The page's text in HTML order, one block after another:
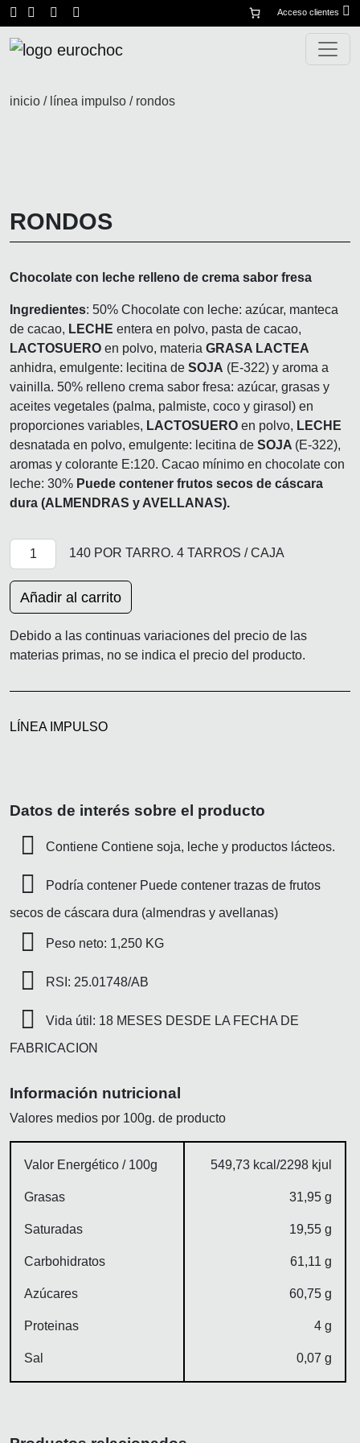
Saltar al contenido Acceso clientes
Navegación principal
inicio / línea impulso / rondos
RONDOS
Chocolate con leche relleno de crema sabor fresa
Ingredientes: 50% Chocolate con leche: azúcar, manteca
de cacao, LECHE entera en polvo, pasta de cacao,
LACTOSUERO en polvo, materia GRASA LACTEA
anhidra, emulgente: lecitina de SOJA (E-322) y aroma a
vainilla. 50% relleno crema sabor fresa: azúcar, grasas y
aceites vegetales (palma, palmiste, coco y girasol) en
proporciones variables, LACTOSUERO en polvo, LECHE
desnatada en polvo, emulgente: lecitina de SOJA (E-322),
aromas y colorante E:120. Cacao mínimo en chocolate con
leche: 30% Puede contener frutos secos de cáscara
dura (ALMENDRAS y AVELLANAS).
RONDOS cantidad140 POR TARRO. 4 TARROS / CAJA
Añadir al carrito
Debido a las continuas variaciones del precio de las
materias primas, no se indica el precio del producto.
LÍNEA IMPULSO
Datos de interés sobre el producto
Contiene Contiene soja, leche y productos lácteos.
Podría contener Puede contener trazas de frutos
secos de cáscara dura (almendras y avellanas)
Peso neto: 1,250 KG
RSI: 25.01748/AB
Vida útil: 18 MESES DESDE LA FECHA DE
FABRICACION
Información nutricional
Valores medios por 100g. de producto
Valor Energético / 100g 549,73 kcal/2298 kjul
Grasas 31,95 g
Saturadas 19,55 g
Carbohidratos 61,11 g
Azúcares 60,75 g
Proteinas 4 g
Sal 0,07 g